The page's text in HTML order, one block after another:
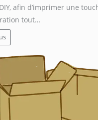
afin d’imprimer une
tout…